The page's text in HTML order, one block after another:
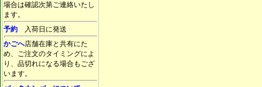
場合は確認次第ご連絡いたし
ます。
予約 入荷日に発送
かごへ店舗在庫と共有にた
め、ご注文のタイミングによ
り、品切れになる場合もござ
います。